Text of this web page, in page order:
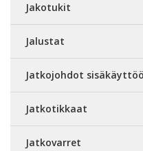
Jakotukit
Jalustat
Jatkojohdot
Jatkotikkaat
Jatkovarret